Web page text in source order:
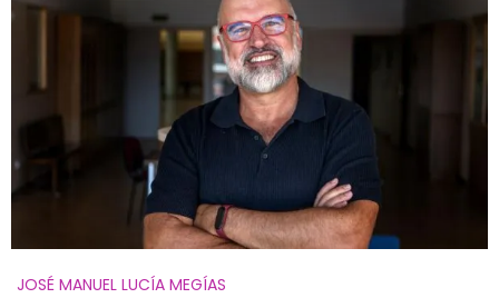
JOSÉ MANUEL LUCÍA MEGÍAS